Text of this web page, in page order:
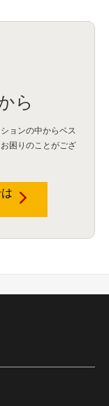
ら
ョンの中からベス
困りのことがござ